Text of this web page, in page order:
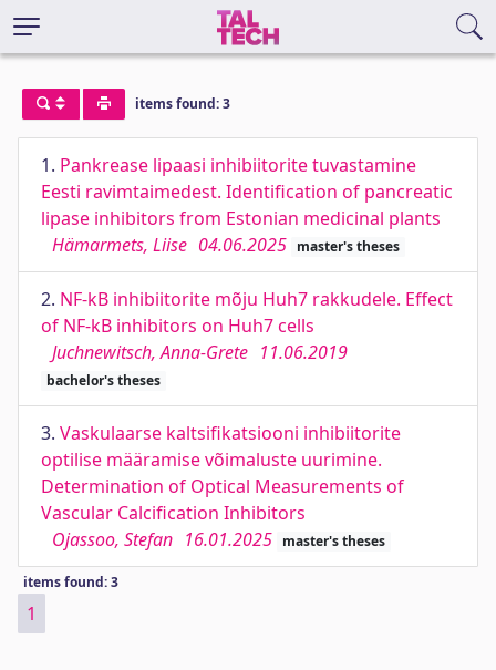
items found: 3
1. Pankrease lipaasi inhibiitorite tuvastamine
Eesti ravimtaimedest. Identification of pancreatic
lipase inhibitors from Estonian medicinal plants
Hämarmets, Liise 04.06.2025 master's theses
2. NF-kB inhibiitorite mõju Huh7 rakkudele. Effect
of NF-kB inhibitors on Huh7 cells
Juchnewitsch, Anna-Grete 11.06.2019
bachelor's theses
3. Vaskulaarse kaltsifikatsiooni inhibiitorite
optilise määramise võimaluste uurimine.
Determination of Optical Measurements of
Vascular Calcification Inhibitors
Ojassoo, Stefan 16.01.2025 master's theses
items found: 3
1